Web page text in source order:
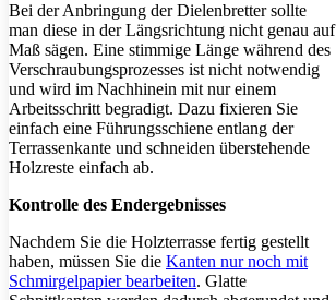
Bei der Anbringung der Dielenbretter sollte
man diese in der Längsrichtung nicht genau auf
Maß sägen. Eine stimmige Länge während des
Verschraubungsprozesses ist nicht notwendig
und wird im Nachhinein mit nur einem
Arbeitsschritt begradigt. Dazu fixieren Sie
einfach eine Führungsschiene entlang der
Terrassenkante und schneiden überstehende
Holzreste einfach ab.
Kontrolle des Endergebnisses
Nachdem Sie die Holzterrasse fertig gestellt
haben, müssen Sie die Kanten nur noch mit
Schmirgelpapier bearbeiten. Glatte